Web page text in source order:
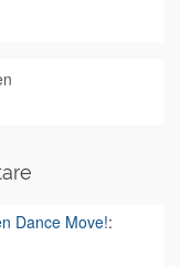
Dance Move!: